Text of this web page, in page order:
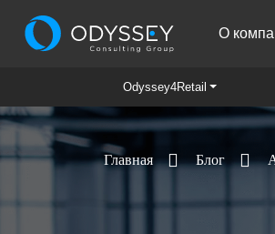
О
Odyssey4Retail
Главная Блог